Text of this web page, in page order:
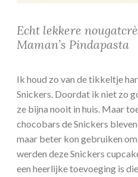
Echt lekkere
Maman’s Pindapasta
Ik houd zo van de tikkeltje
Snickers. Doordat ik niet zo
ze bijna nooit in huis. Maar
chocobars de Snickers
maar beter kon gebruiken
werden deze Snickers
een heerlijke toevoeging is